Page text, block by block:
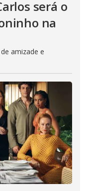
será o
na
amizade e